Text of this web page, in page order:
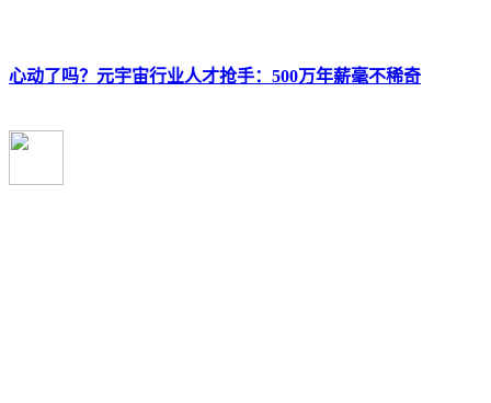
心动了吗？元宇宙行业人才抢手：500万年薪毫不稀奇